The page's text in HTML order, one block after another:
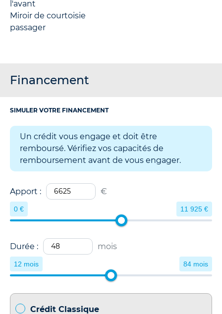
l'avant
Miroir de courtoisie
passager
Financement
SIMULER VOTRE FINANCEMENT
Un crédit vous engage et doit être
remboursé. Vérifiez vos capacités de
remboursement avant de vous engager.
Apport : €
0 € 11 925 €
Durée : mois
12 mois 84 mois
Crédit Classique